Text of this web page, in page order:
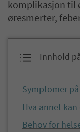
komplikasjon til
øresmerter,
Innhold
Symptomer
Hva annet
Behov for